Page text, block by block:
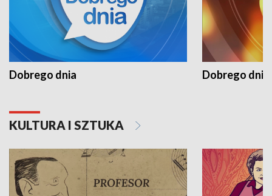
Dobrego dnia Dobrego dnia
KULTURA I SZTUKA